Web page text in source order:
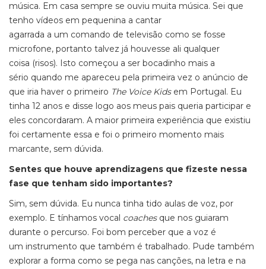
música. Em casa sempre se ouviu muita música. Sei que
tenho vídeos em pequenina a cantar
agarrada a um comando de televisão como se fosse
microfone, portanto talvez já houvesse ali qualquer
coisa (risos). Isto começou a ser bocadinho mais a
sério quando me apareceu pela primeira vez o anúncio de
que iria haver o primeiro The Voice Kidsem Portugal. Eu
tinha 12 anos e disse logo aos meus pais queria participar e
eles concordaram. A maior primeira experiência que existiu
foi certamente essa e foi o primeiro momento mais
marcante, sem dúvida.
Sentes que houve aprendizagens que fizeste nessa
fase que tenham sido importantes?
Sim, sem dúvida. Eu nunca tinha tido aulas de voz, por
exemplo. E tínhamos vocal coachesque nos guiaram
durante o percurso. Foi bom perceber que a voz é
um instrumento que também é trabalhado. Pude também
explorar a forma como se pega nas canções, na letra e na